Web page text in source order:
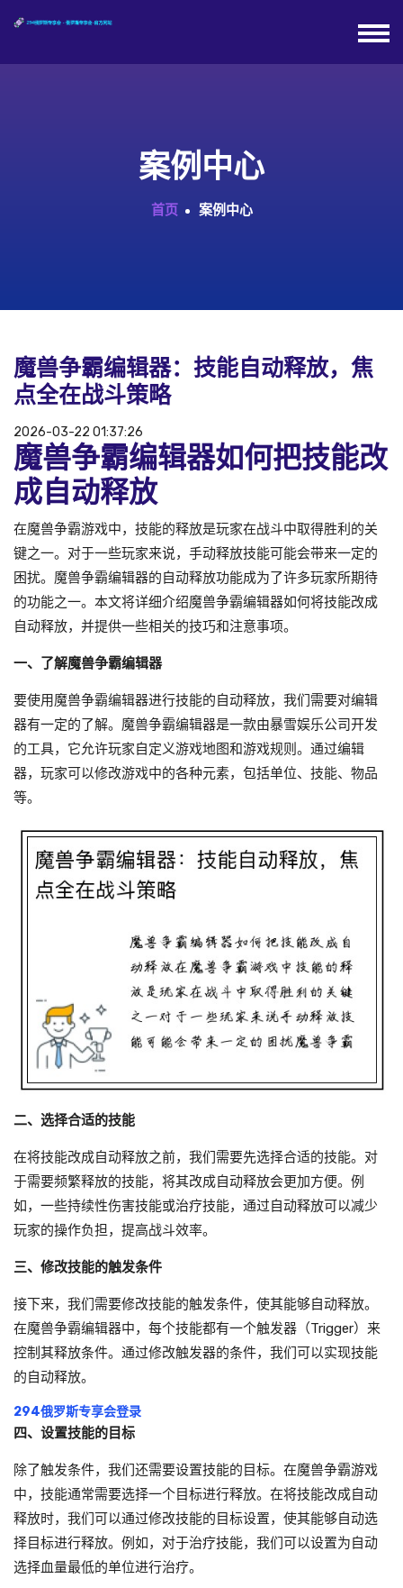
案例中心
首页 案例中心
魔兽争霸编辑器：技能自动释放，焦
点全在战斗策略
2026-03-22 01:37:26
魔兽争霸编辑器如何把技能改
成自动释放
在魔兽争霸游戏中，技能的释放是玩家在战斗中取得胜利的关
键之一。对于一些玩家来说，手动释放技能可能会带来一定的
困扰。魔兽争霸编辑器的自动释放功能成为了许多玩家所期待
的功能之一。本文将详细介绍魔兽争霸编辑器如何将技能改成
自动释放，并提供一些相关的技巧和注意事项。
一、了解魔兽争霸编辑器
要使用魔兽争霸编辑器进行技能的自动释放，我们需要对编辑
器有一定的了解。魔兽争霸编辑器是一款由暴雪娱乐公司开发
的工具，它允许玩家自定义游戏地图和游戏规则。通过编辑
器，玩家可以修改游戏中的各种元素，包括单位、技能、物品
等。
二、选择合适的技能
在将技能改成自动释放之前，我们需要先选择合适的技能。对
于需要频繁释放的技能，将其改成自动释放会更加方便。例
如，一些持续性伤害技能或治疗技能，通过自动释放可以减少
玩家的操作负担，提高战斗效率。
三、修改技能的触发条件
接下来，我们需要修改技能的触发条件，使其能够自动释放。
在魔兽争霸编辑器中，每个技能都有一个触发器（Trigger）来
控制其释放条件。通过修改触发器的条件，我们可以实现技能
的自动释放。
294俄罗斯专享会登录
四、设置技能的目标
除了触发条件，我们还需要设置技能的目标。在魔兽争霸游戏
中，技能通常需要选择一个目标进行释放。在将技能改成自动
释放时，我们可以通过修改技能的目标设置，使其能够自动选
择目标进行释放。例如，对于治疗技能，我们可以设置为自动
选择血量最低的单位进行治疗。